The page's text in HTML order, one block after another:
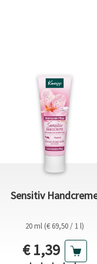
Sensitiv
20 ml (€ 69,50 / 1 l)
Aktueller
€ 1,39